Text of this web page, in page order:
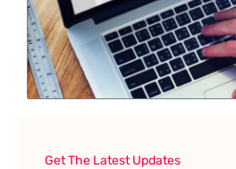
Get The Latest Updates